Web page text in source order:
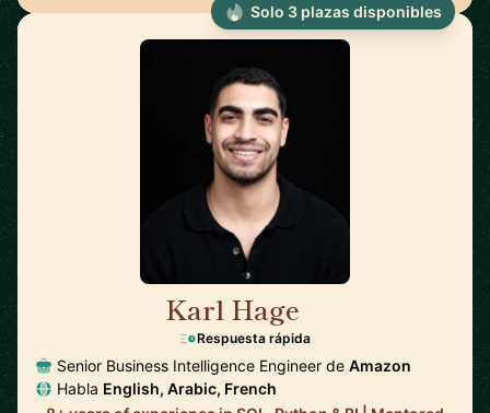
Karl Hage
Respuesta rápida
Senior Business Intelligence Engineer de Amazon
Habla English, Arabic, French
Solo 3 plazas disponibles